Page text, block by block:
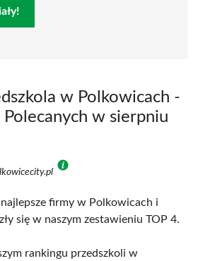
w Polkowicach -
Polecanych w sierpniu
firmy w Polkowicach i
się w naszym zestawieniu TOP 4.
rankingu przedszkoli w